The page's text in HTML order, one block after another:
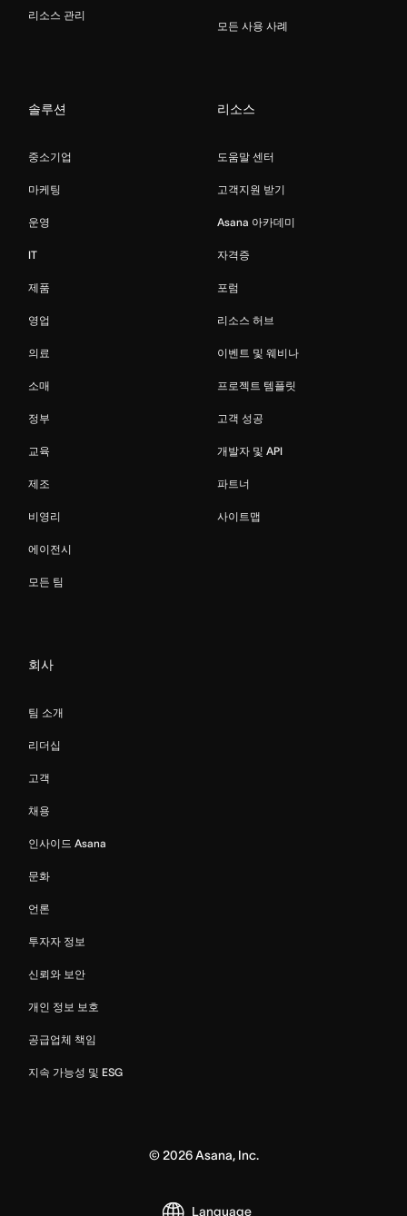
리소스 관리
모든 사용 사례
솔루션
중소기업
마케팅
운영
IT
제품
영업
의료
소매
정부
교육
제조
비영리
에이전시
모든 팀
리소스
도움말 센터
고객지원 받기
Asana 아카데미
자격증
포럼
리소스 허브
이벤트 및 웨비나
프로젝트 템플릿
고객 성공
개발자 및 API
파트너
사이트맵
회사
팀 소개
리더십
고객
채용
인사이드 Asana
문화
언론
투자자 정보
신뢰와 보안
개인 정보 보호
공급업체 책임
지속 가능성 및 ESG
© 2026Asana, Inc.
Language